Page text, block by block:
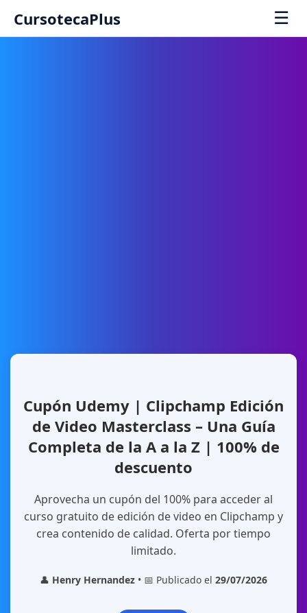
CursotecaPlus ☰
Cupón Udemy | Clipchamp Edición
de Video Masterclass – Una Guía
Completa de la A a la Z | 100% de
descuento
Aprovecha un cupón del 100% para acceder al
curso gratuito de edición de video en Clipchamp y
crea contenido de calidad. Oferta por tiempo
limitado.
👤 Henry Hernandez • 📅 Publicado el 29/07/2026